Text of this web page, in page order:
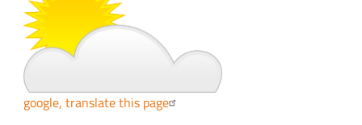
s
u
n
g
google, translate this page